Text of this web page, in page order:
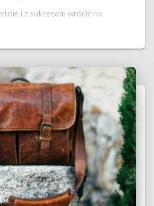
i z sukcesem wrócić na